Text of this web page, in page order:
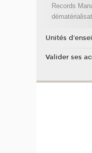
Records
Unités
Valider ses